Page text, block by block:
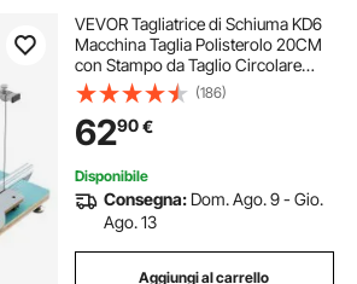
VEVOR Tagliatrice di Schiuma KD6
Macchina Taglia Polisterolo 20CM
con Stampo da Taglio Circolare
Materiale MDF Fuoco e Lega per
Tagliare Schiuma, Spugna, Cotone
Perlato, Nastro, Cartone KT
(186)
6290€
Disponibile
Consegna: Dom. Ago. 9 - Gio.
Ago. 13
Aggiungi al carrello